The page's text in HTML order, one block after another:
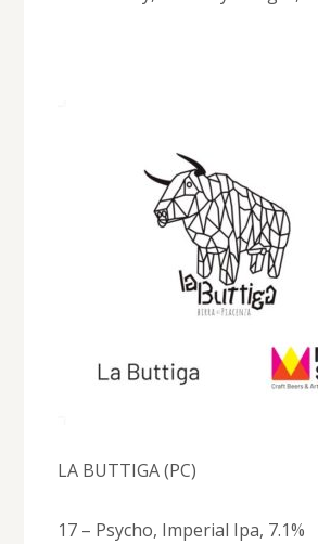
LA BUTTIGA (PC)
17 – Psycho, Imperial Ipa, 7.1%